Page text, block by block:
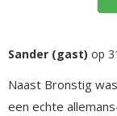
Sander (gast) op
Naast Bronstig
een echte